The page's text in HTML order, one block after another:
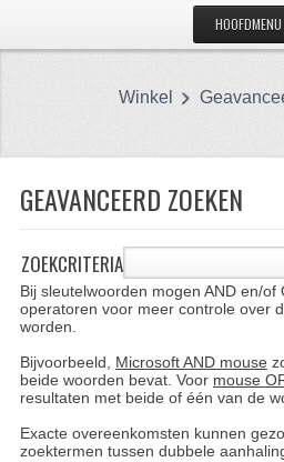
HOOFDMENU
CFMOTO
CFMOTO 500-A/2A /
LAGERS
PLASTIC
Winkel
GEAVANCEERD ZOEKEN
ZOEKCRITERIA
Bij sleutelwoorden mogen AND en/of
operatoren voor meer controle over
worden.
Bijvoorbeeld, Microsoft AND mouse
beide woorden bevat. Voor mouse
resultaten met beide of één van de
Exacte overeenkomsten kunnen
zoektermen tussen dubbele